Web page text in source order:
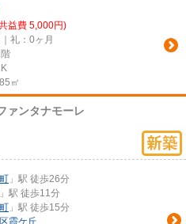
益費 5,000円)
礼：0ヶ月
㎡
ァンタナモーレ
」駅 徒歩26分
」駅 徒歩11分
」駅 徒歩15分
霞ケ丘